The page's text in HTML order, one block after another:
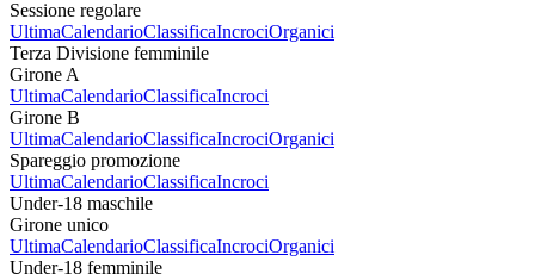
Sessione regolare
UltimaCalendarioClassificaIncrociOrganici
Terza Divisione femminile
Girone A
UltimaCalendarioClassificaIncroci
Girone B
UltimaCalendarioClassificaIncrociOrganici
Spareggio promozione
UltimaCalendarioClassificaIncroci
Under-18 maschile
Girone unico
UltimaCalendarioClassificaIncrociOrganici
Under-18 femminile